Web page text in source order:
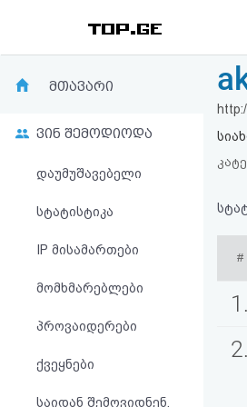
რეიტინგი
კითხვა-
პასუხი
ავტორიზაცია
რეგისტრაცია
მთავარი
ვინ შემოდიოდა
დაუმუშავებელი
სტატისტიკა
IP მისამართები
მომხმარებლები
პროვაიდერები
ქვეყნები
საიდან შემოვიდნენ,
#
1.
2.